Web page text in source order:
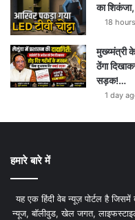
का शिकंजा,
18
मुख्य्मंत्री
ठेंगा
सड़क!…
1 day
हमारे बारे में
यह एक हिंदी वेब न्यूज़ पोर्टल है
न्यूज, बॉलीवुड, खेल जगत,